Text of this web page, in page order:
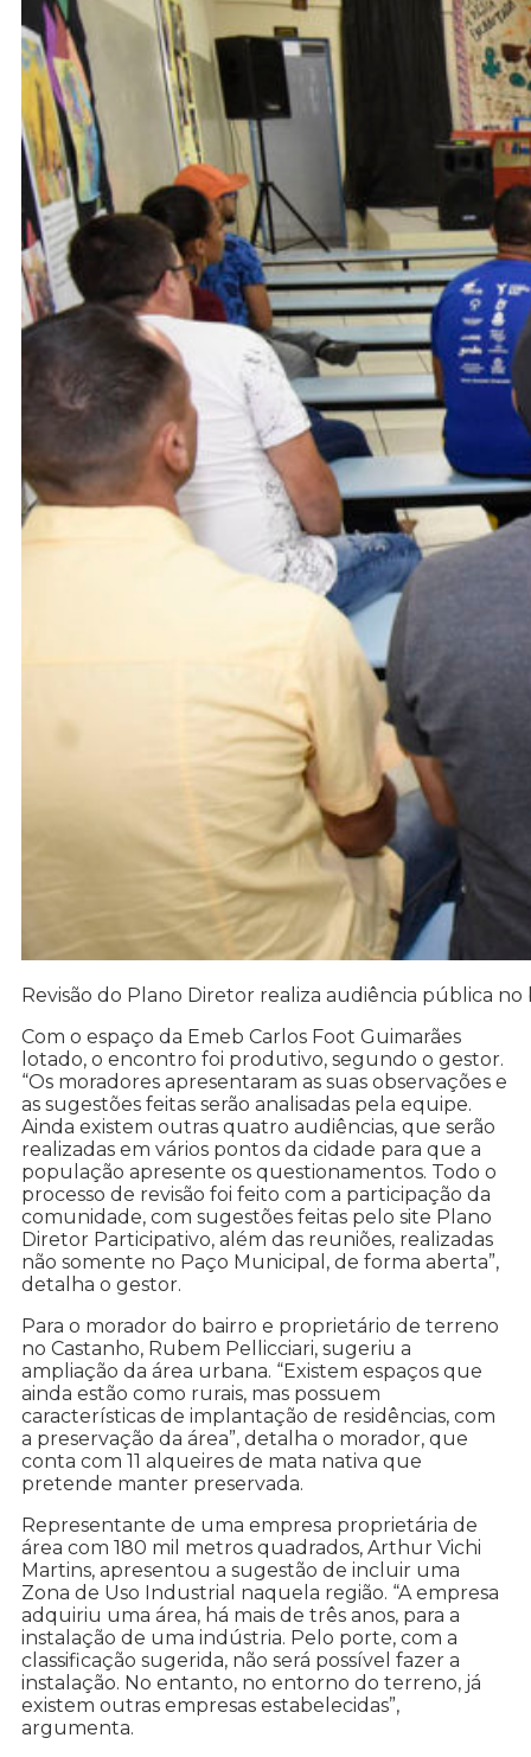
Revisão do Plano Diretor realiza audiência pública
Com o espaço da Emeb Carlos Foot Guimarães
lotado, o encontro foi produtivo, segundo o gestor.
“Os moradores apresentaram as suas observações e
as sugestões feitas serão analisadas pela equipe.
Ainda existem outras quatro audiências, que serão
realizadas em vários pontos da cidade para que a
população apresente os questionamentos. Todo o
processo de revisão foi feito com a participação da
comunidade, com sugestões feitas pelo site Plano
Diretor Participativo, além das reuniões, realizadas
não somente no Paço Municipal, de forma aberta”,
detalha o gestor.
Para o morador do bairro e proprietário de terreno
no Castanho, Rubem Pellicciari, sugeriu a
ampliação da área urbana. “Existem espaços que
ainda estão como rurais, mas possuem
características de implantação de residências, com
a preservação da área”, detalha o morador, que
conta com 11 alqueires de mata nativa que
pretende manter preservada.
Representante de uma empresa proprietária de
área com 180 mil metros quadrados, Arthur Vichi
Martins, apresentou a sugestão de incluir uma
Zona de Uso Industrial naquela região. “A empresa
adquiriu uma área, há mais de três anos, para a
instalação de uma indústria. Pelo porte, com a
classificação sugerida, não será possível fazer a
instalação. No entanto, no entorno do terreno, já
existem outras empresas estabelecidas”,
argumenta.